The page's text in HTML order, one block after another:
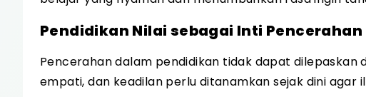
Pendidikan Nilai sebagai Inti Pencerahan
Pencerahan dalam pendidikan tidak dapat dilepaskan
empati, dan keadilan perlu ditanamkan sejak dini agar